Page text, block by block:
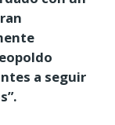
a seguir